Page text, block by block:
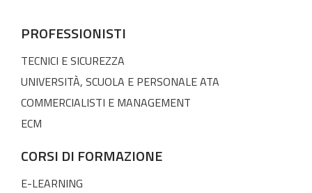
PROFESSIONISTI
TECNICI E SICUREZZA
UNIVERSITÀ, SCUOLA E PERSONALE ATA
COMMERCIALISTI E MANAGEMENT
ECM
CORSI DI FORMAZIONE
E-LEARNING